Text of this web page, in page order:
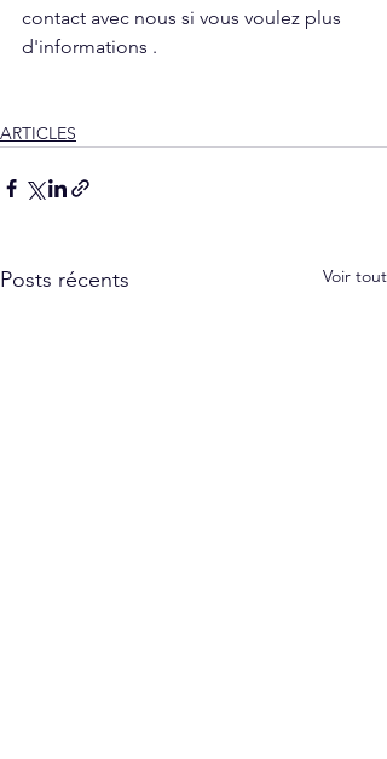
contact avec nous si vous voulez plus
d'informations .
ARTICLES
Posts récents Voir tout